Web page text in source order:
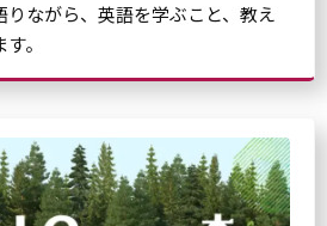
ながら、英語を学ぶこと、教え
。